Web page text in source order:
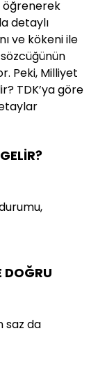
öğrenerek
detaylı
ve kökeni ile
Peki, Milliyet
TDK’ya göre
DOĞRU
saz da